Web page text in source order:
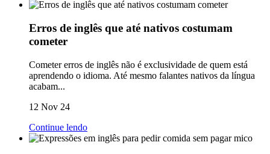
Erros de inglês que até nativos costumam
cometer
Cometer erros de inglês não é exclusividade de quem está
aprendendo o idioma. Até mesmo falantes nativos da língua
acabam...
12 Nov 24
Continue lendo